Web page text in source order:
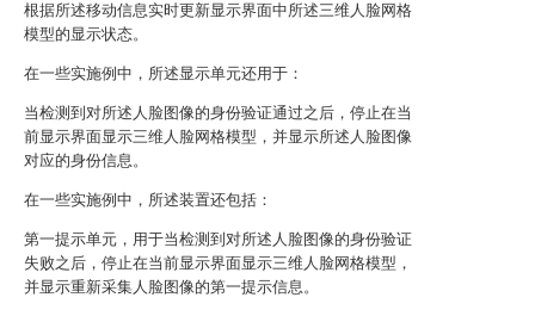
根据所述移动信息实时更新显示界面中所述三维人脸网格
模型的显示状态。
在一些实施例中，所述显示单元还用于：
当检测到对所述人脸图像的身份验证通过之后，停止在当
前显示界面显示三维人脸网格模型，并显示所述人脸图像
对应的身份信息。
在一些实施例中，所述装置还包括：
第一提示单元，用于当检测到对所述人脸图像的身份验证
失败之后，停止在当前显示界面显示三维人脸网格模型，
并显示重新采集人脸图像的第一提示信息。